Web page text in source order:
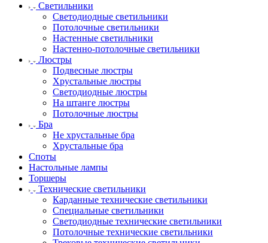
Светильники
Светодиодные светильники
Потолочные светильники
Настенные светильники
Настенно-потолочные светильники
Люстры
Подвесные люстры
Хрустальные люстры
Светодиодные люстры
На штанге люстры
Потолочные люстры
Бра
Не хрустальные бра
Хрустальные бра
Споты
Настольные лампы
Торшеры
Технические светильники
Карданные технические светильники
Специальные светильники
Светодиодные технические светильники
Потолочные технические светильники